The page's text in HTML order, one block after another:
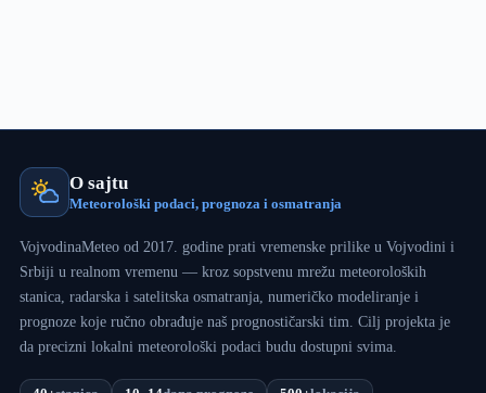
do
u
O sajtu
Meteorološki podaci, prognoza i osmatranja
VojvodinaMeteo od 2017. godine prati vremenske prilike u Vojvodini i
Srbiji u realnom vremenu — kroz sopstvenu mrežu meteoroloških
stanica, radarska i satelitska osmatranja, numeričko modeliranje i
prognoze koje ručno obrađuje naš prognostičarski tim. Cilj projekta je
da precizni lokalni meteorološki podaci budu dostupni svima.